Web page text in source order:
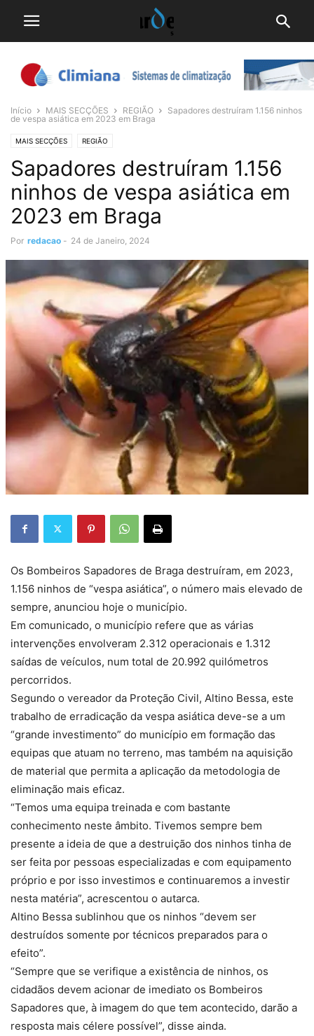
Início MAIS SECÇÕES REGIÃO
Sapadores destruíram 1.156 ninhos
de vespa asiática em 2023 em Braga
MAIS SECÇÕES REGIÃO
Sapadores destruíram 1.156
ninhos de vespa asiática em
2023 em Braga
Por redacao - 24 de Janeiro, 2024
Os Bombeiros Sapadores de Braga destruíram, em 2023,
1.156 ninhos de “vespa asiática”, o número mais elevado de
sempre, anunciou hoje o município.
Em comunicado, o município refere que as várias
intervenções envolveram 2.312 operacionais e 1.312
saídas de veículos, num total de 20.992 quilómetros
percorridos.
Segundo o vereador da Proteção Civil, Altino Bessa, este
trabalho de erradicação da vespa asiática deve-se a um
“grande investimento” do município em formação das
equipas que atuam no terreno, mas também na aquisição
de material que permita a aplicação da metodologia de
eliminação mais eficaz.
“Temos uma equipa treinada e com bastante
conhecimento neste âmbito. Tivemos sempre bem
presente a ideia de que a destruição dos ninhos tinha de
ser feita por pessoas especializadas e com equipamento
próprio e por isso investimos e continuaremos a investir
nesta matéria”, acrescentou o autarca.
Altino Bessa sublinhou que os ninhos “devem ser
destruídos somente por técnicos preparados para o
efeito”.
“Sempre que se verifique a existência de ninhos, os
cidadãos devem acionar de imediato os Bombeiros
Sapadores que, à imagem do que tem acontecido, darão a
resposta mais célere possível”, disse ainda.